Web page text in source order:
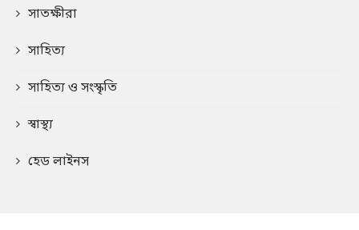
সাতক্ষীরা
সাহিত্য
সাহিত্য ও সংস্কৃতি
স্বাস্থ্য
হেড লাইনস